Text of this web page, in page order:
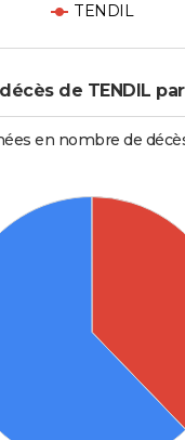
TENDIL
de TENDIL
en nombre de